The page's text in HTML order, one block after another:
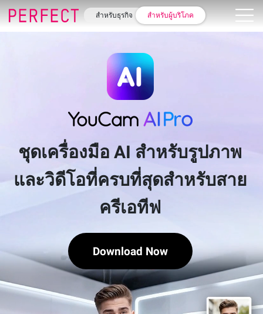
สำหรับธุรกิจ สำหรับผู้บริโภค
ชุดเครื่องมือ AI สำหรับรูปภาพ
และวิดีโอที่ครบที่สุดสำหรับสาย
ครีเอทีฟ
Download Now